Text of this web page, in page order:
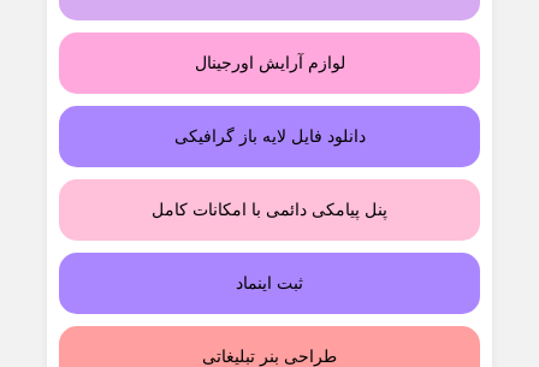
لوازم آرایش اورجینال
دانلود فایل لایه باز گرافیکی
پنل پیامکی دائمی با امکانات کامل
ثبت اینماد
طراحی بنر تبلیغاتی